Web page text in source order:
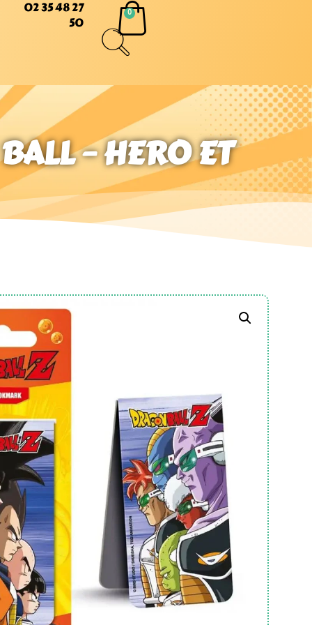
02 35 48 27
50
– HERO ET